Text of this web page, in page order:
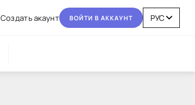
Coздaть aкaунт BOЙТИ В AККAУНТ